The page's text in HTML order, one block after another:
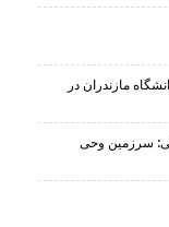
مازندران در
سرزمین وحى